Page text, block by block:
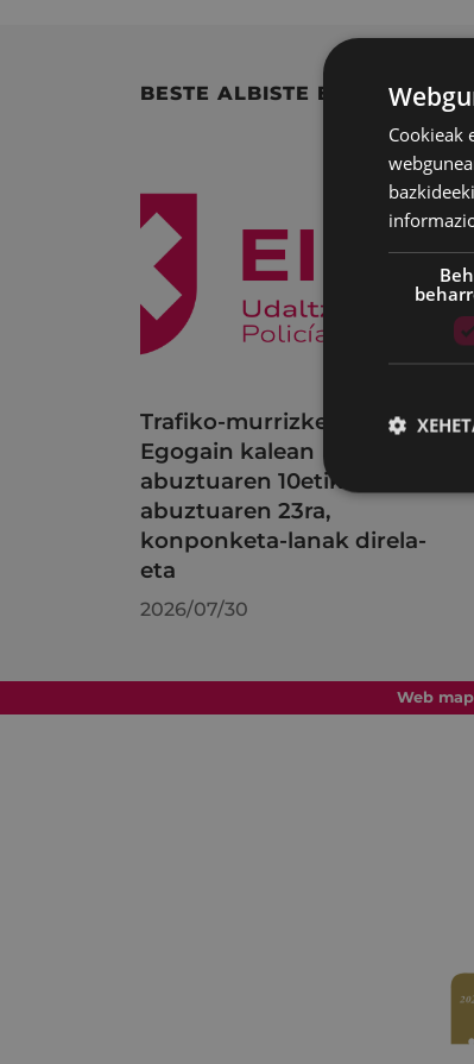
BESTE ALBISTE BATZUK
Trafiko-murrizketak
Egogain kalean
abuztuaren 10etik
abuztuaren 23ra,
konponketa-lanak direla-
eta
2026/07/30
Web
Cookieak